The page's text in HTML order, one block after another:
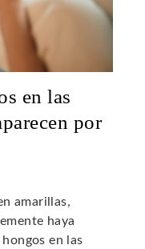
en las
por
amarillas,
haya
en las